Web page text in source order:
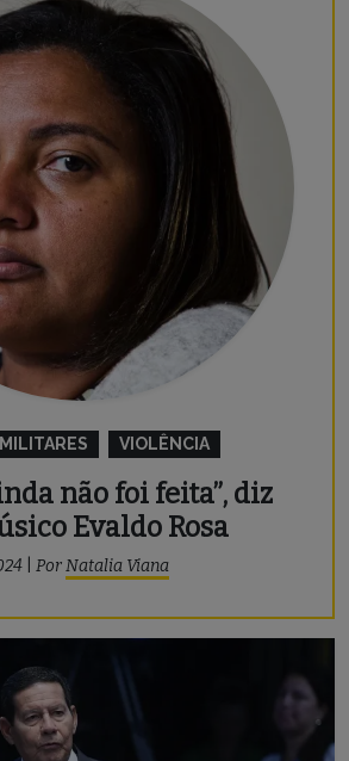
MILITARES VIOLÊNCIA
não foi feita”, diz
Evaldo Rosa
PorNatalia Viana